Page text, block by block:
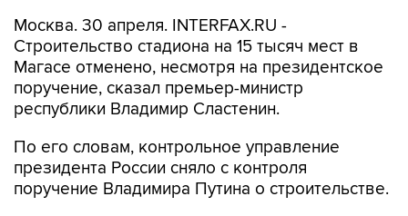
Москва. 30 апреля. INTERFAX.RU -
Строительство стадиона на 15 тысяч мест в
Магасе отменено, несмотря на президентское
поручение, сказал премьер-министр
республики Владимир Сластенин.
По его словам, контрольное управление
президента России сняло с контроля
поручение Владимира Путина о строительстве.